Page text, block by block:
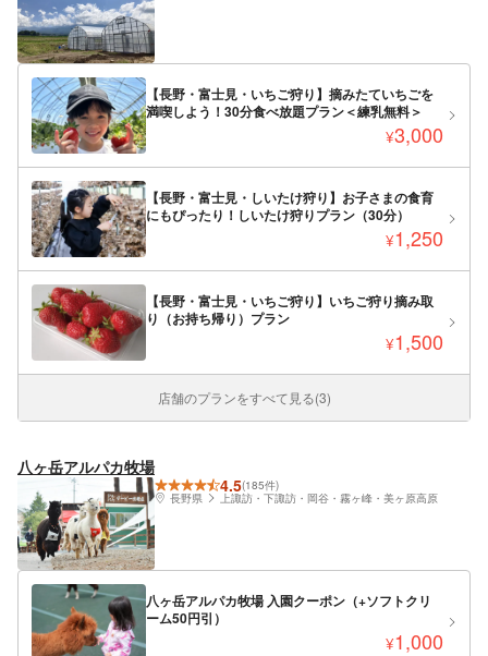
【長野・富士見・いちご狩り】摘みたていちごを
満喫しよう！30分食べ放題プラン＜練乳無料＞
¥3,000
【長野・富士見・しいたけ狩り】お子さまの食育
にもぴったり！しいたけ狩りプラン（30分）
¥1,250
【長野・富士見・いちご狩り】いちご狩り摘み取
り（お持ち帰り）プラン
¥1,500
店舗のプランをすべて見る(3)
八ヶ岳アルパカ牧場
4.5(185件)
長野県
上諏訪・下諏訪・岡谷・霧ヶ峰・美ヶ原高原
八ヶ岳アルパカ牧場 入園クーポン（+ソフトクリ
ーム50円引）
¥1,000